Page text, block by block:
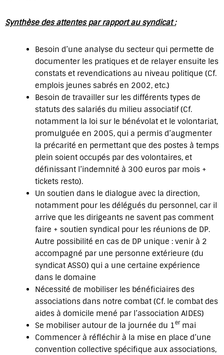
Synthèse des attentes par rapport au syndicat :
Besoin d’une analyse du secteur qui permette de
documenter les pratiques et de relayer ensuite les
constats et revendications au niveau politique (Cf.
emplois jeunes sabrés en 2002, etc.)
Besoin de travailler sur les différents types de
statuts des salariés du milieu associatif (Cf.
notamment la loi sur le bénévolat et le volontariat,
promulguée en 2005, qui a permis d’augmenter
la précarité en permettant que des postes à temps
plein soient occupés par des volontaires, et
définissant l’indemnité à 300 euros par mois +
tickets resto).
Un soutien dans le dialogue avec la direction,
notamment pour les délégués du personnel, car il
arrive que les dirigeants ne savent pas comment
faire + soutien syndical pour les réunions de DP.
Autre possibilité en cas de DP unique : venir à 2
accompagné par une personne extérieure (du
syndicat ASSO) qui a une certaine expérience
dans le domaine
Nécessité de mobiliser les bénéficiaires des
associations dans notre combat (Cf. le combat des
aides à domicile mené par l’association AIDES)
Se mobiliser autour de la journée du 1er mai
Commencer à réfléchir à la mise en place d’une
convention collective spécifique aux associations,